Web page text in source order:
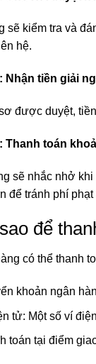
sẽ kiểm tra và
hệ.
Nhận tiền giải
được duyệt,
Thanh toán
sẽ nhắc nhở
để tránh phí
để
có thể thanh
khoản ngân
tử: Một số ví
toán tại điểm